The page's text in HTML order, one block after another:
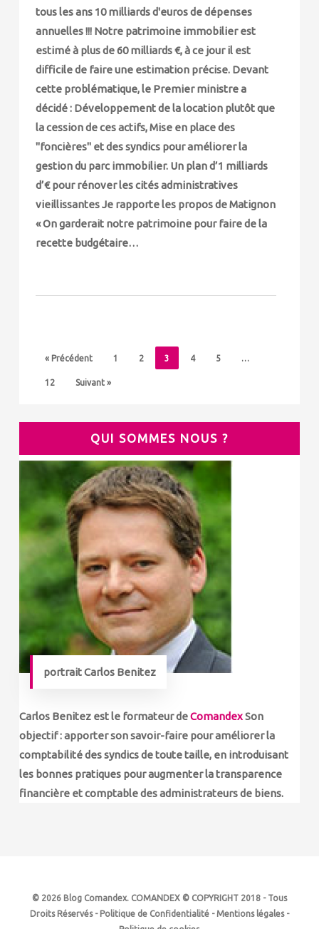
tous les ans 10 milliards d'euros de dépenses
annuelles !!! Notre patrimoine immobilier est
estimé à plus de 60 milliards €, à ce jour il est
difficile de faire une estimation précise. Devant
cette problématique, le Premier ministre a
décidé : Développement de la location plutôt que
la cession de ces actifs, Mise en place des
"foncières" et des syndics pour améliorer la
gestion du parc immobilier. Un plan d’1 milliards
d’€ pour rénover les cités administratives
vieillissantes Je rapporte les propos de Matignon
« On garderait notre patrimoine pour faire de la
recette budgétaire…
« Précédent 1 2 3 4 5 …
12 Suivant »
QUI SOMMES NOUS ?
portrait Carlos Benitez
Carlos Benitez est le formateur deComandexSon
objectif : apporter son savoir-faire pour améliorer la
comptabilité des syndics de toute taille, en introduisant
les bonnes pratiques pour augmenter la transparence
financière et comptable des administrateurs de biens.
© 2026 Blog Comandex. COMANDEX © COPYRIGHT 2018 - Tous
Droits Réservés - Politique de Confidentialité-Mentions légales-